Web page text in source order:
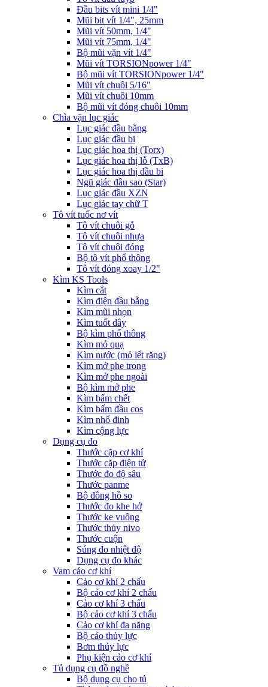
Đầu bits vít mini 1/4"
Mũi bit vít 1/4", 25mm
Mũi vít 50mm, 1/4"
Mũi vít 75mm, 1/4"
Bộ mũi vặn vít 1/4"
Mũi vít TORSIONpower 1/4"
Bộ mũi vít TORSIONpower 1/4"
Mũi vít chuôi 5/16"
Mũi vít chuôi 10mm
Bộ mũi vít đóng chuôi 10mm
Chìa vặn lục giác
Lục giác đầu bằng
Lục giác đầu bi
Lục giác hoa thị (Torx)
Lục giác hoa thị lỗ (TxB)
Lục giác hoa thị đầu bi
Ngũ giác đầu sao (Star)
Lục giác đầu XZN
Lục giác tay chữ T
Tô vít tuốc nơ vít
Tô vít chuôi gỗ
Tô vít chuôi nhựa
Tô vít chuôi đóng
Bộ tô vít phổ thông
Tô vít đóng xoay 1/2"
Kìm KS Tools
Kìm cắt
Kìm điện đầu bằng
Kìm mũi nhọn
Kìm tuốt dây
Bộ kìm phổ thông
Kìm mỏ quạ
Kìm nước (mỏ lết răng)
Kìm mở phe trong
Kìm mở phe ngoài
Bộ kìm mở phe
Kìm bấm chết
Kìm bấm đầu cos
Kìm nhổ đinh
Kìm cộng lực
Dụng cụ đo
Thước cặp cơ khí
Thước cặp điện tử
Thước đo độ sâu
Thước panme
Bộ đồng hồ so
Thước đo khe hở
Thước ke vuông
Thước thủy nivo
Thước cuộn
Súng đo nhiệt độ
Dụng cụ đo khác
Vam cảo cơ khí
Cảo cơ khí 2 chấu
Bộ cảo cơ khí 2 chấu
Cảo cơ khí 3 chấu
Bộ cảo cơ khí 3 chấu
Cảo cơ khí đa năng
Bộ cảo thủy lực
Bơm thủy lực
Phụ kiện cảo cơ khí
Tủ dụng cụ đồ nghề
Bộ dụng cụ cho tủ